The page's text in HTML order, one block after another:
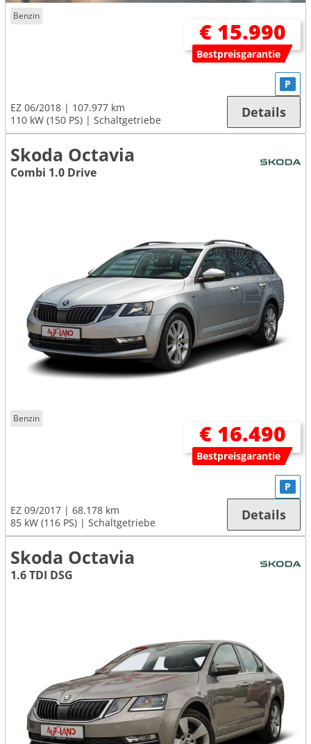
Benzin
€ 15.990
Bestpreisgarantie
EZ 06/2018
107.977 km
110 kW (150 PS)
Schaltgetriebe
P
Details
Skoda Octavia
Combi 1.0 Drive
Benzin
€ 16.490
Bestpreisgarantie
EZ 09/2017
68.178 km
85 kW (116 PS)
Schaltgetriebe
P
Details
Skoda Octavia
1.6 TDI DSG